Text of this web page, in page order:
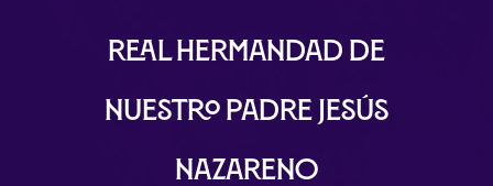
Real Hermandad de
Nuestro Padre Jesús
Nazareno